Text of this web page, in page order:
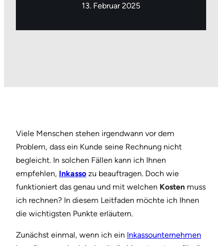
13. Februar 2025
Viele Menschen stehen irgendwann vor dem
Problem, dass ein Kunde seine Rechnung nicht
begleicht. In solchen Fällen kann ich Ihnen
empfehlen, Inkasso zu beauftragen. Doch wie
funktioniert das genau und mit welchen Kosten muss
ich rechnen? In diesem Leitfaden möchte ich Ihnen
die wichtigsten Punkte erläutern.
Zunächst einmal, wenn ich ein Inkassounternehmen